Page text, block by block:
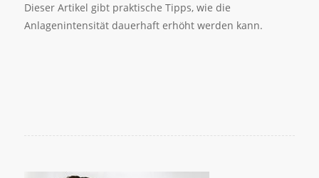
Dieser Artikel gibt praktische Tipps, wie die
Anlagenintensität dauerhaft erhöht werden kann.